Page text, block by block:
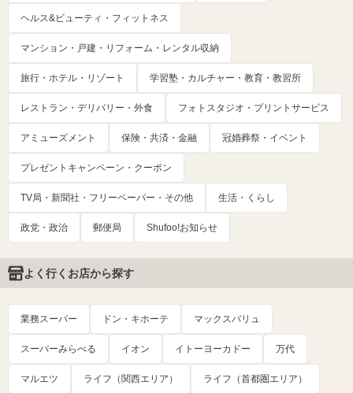
ヘルス&ビューティ・フィットネス
マンション・戸建・リフォーム・レンタル収納
旅行・ホテル・リゾート 学習塾・カルチャー・教育・教習所
レストラン・デリバリー・外食 フォトスタジオ・プリントサービス
アミューズメント 保険・共済・金融 冠婚葬祭・イベント
プレゼントキャンペーン・クーポン
TV局・新聞社・フリーペーパー・その他 生活・くらし
政党・政治 郵便局 Shufoo!お知らせ
よく行くお店から探す
業務スーパー ドン・キホーテ マックスバリュ
スーパーみらべる イオン イトーヨーカドー 万代
マルエツ ライフ（関西エリア） ライフ（首都圏エリア）